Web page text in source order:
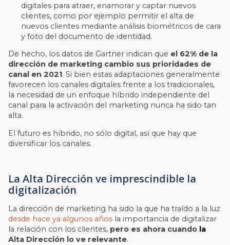
digitales para atraer, enamorar y captar nuevos
clientes, como por ejemplo permitir el alta de
nuevos clientes mediante análisis biométricos de cara
y foto del documento de identidad.
De hecho, los datos de Gartner indican que el 62% de la
dirección de marketing cambio sus prioridades de
canal en 2021. Si bien estas adaptaciones generalmente
favorecen los canales digitales frente a los tradicionales,
la necesidad de un enfoque híbrido independiente del
canal para la activación del marketing nunca ha sido tan
alta.
El futuro es híbrido, no sólo digital, así que hay que
diversificar los canales.
La Alta Dirección ve imprescindible la
digitalización
La dirección de marketing ha sido la que ha traído a la luz
desde hace ya algunos años la importancia de digitalizar
la relación con los clientes, pero es ahora cuando la
Alta Dirección lo ve relevante.